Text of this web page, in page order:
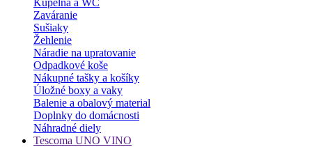
Kúpelňa a WC
Zaváranie
Sušiaky
Žehlenie
Náradie na upratovanie
Odpadkové koše
Nákupné tašky a košíky
Úložné boxy a vaky
Balenie a obalový material
Doplnky do domácnosti
Náhradné diely
Tescoma UNO VINO